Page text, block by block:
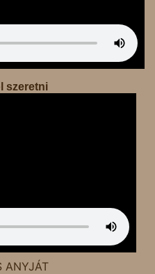
szeretni
ANYJÁT